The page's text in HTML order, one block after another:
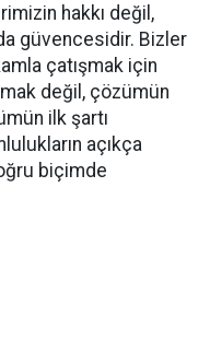
hakkı değil,
güvencesidir. Bizler
çatışmak için
değil, çözümün
ilk şartı
açıkça
biçimde